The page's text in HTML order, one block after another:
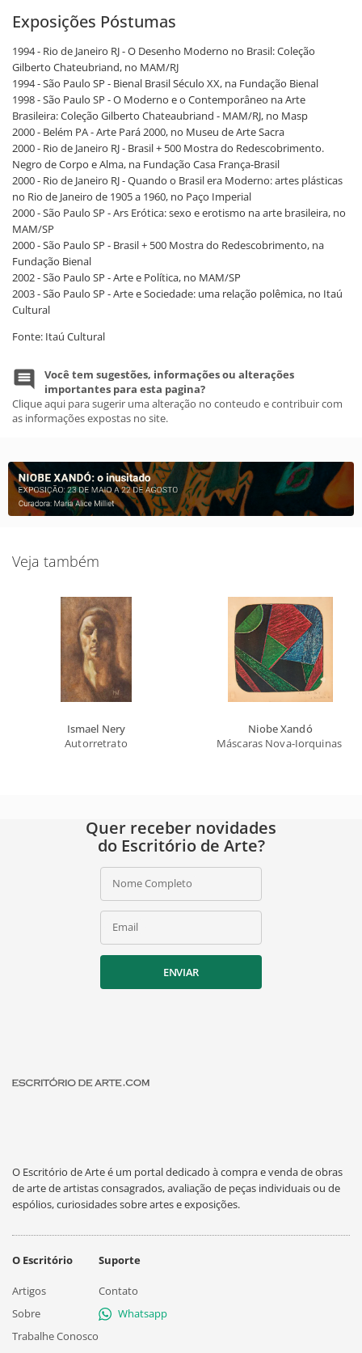
Exposições Póstumas
1994 - Rio de Janeiro RJ - O Desenho Moderno no Brasil: Coleção
Gilberto Chateubriand, no MAM/RJ
1994 - São Paulo SP - Bienal Brasil Século XX, na Fundação Bienal
1998 - São Paulo SP - O Moderno e o Contemporâneo na Arte
Brasileira: Coleção Gilberto Chateaubriand - MAM/RJ, no Masp
2000 - Belém PA - Arte Pará 2000, no Museu de Arte Sacra
2000 - Rio de Janeiro RJ - Brasil + 500 Mostra do Redescobrimento.
Negro de Corpo e Alma, na Fundação Casa França-Brasil
2000 - Rio de Janeiro RJ - Quando o Brasil era Moderno: artes plásticas
no Rio de Janeiro de 1905 a 1960, no Paço Imperial
2000 - São Paulo SP - Ars Erótica: sexo e erotismo na arte brasileira, no
MAM/SP
2000 - São Paulo SP - Brasil + 500 Mostra do Redescobrimento, na
Fundação Bienal
2002 - São Paulo SP - Arte e Política, no MAM/SP
2003 - São Paulo SP - Arte e Sociedade: uma relação polêmica, no Itaú
Cultural
Fonte: Itaú Cultural
Você tem sugestões, informações ou alterações
importantes para esta pagina?
Clique aqui para sugerir uma alteração no conteudo e contribuir com
as informações expostas no site.
Veja também
Ismael Nery
Autorretrato
Niobe Xandó
Máscaras Nova-Iorquinas II
Quer receber novidades
do Escritório de Arte?
Nome Completo
Email
ENVIAR
O Escritório de Arte é um portal dedicado à compra e venda de obras
de arte de artistas consagrados, avaliação de peças individuais ou de
espólios, curiosidades sobre artes e exposições.
O Escritório
Artigos
Sobre
Trabalhe Conosco
Suporte
Contato
Whatsapp